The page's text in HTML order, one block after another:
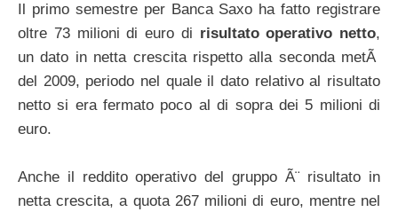
Il primo semestre per Banca Saxo ha fatto registrare
oltre 73 milioni di euro di risultato operativo netto,
un dato in netta crescita rispetto alla seconda metÃ
del 2009, periodo nel quale il dato relativo al risultato
netto si era fermato poco al di sopra dei 5 milioni di
euro.
Anche il reddito operativo del gruppo Ã¨ risultato in
netta crescita, a quota 267 milioni di euro, mentre nel